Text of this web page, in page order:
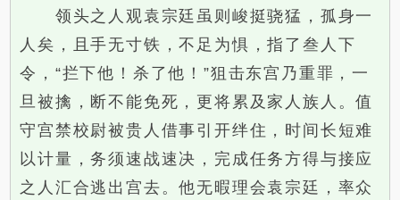
领头之人观袁宗廷虽则峻挺骁猛，孤身一
人矣，且手无寸铁，不足为惧，指了叁人下
令，“拦下他！杀了他！”狙击东宫乃重罪，一
旦被擒，断不能免死，更将累及家人族人。值
守宫禁校尉被贵人借事引开绊住，时间长短难
以计量，务须速战速决，完成任务方得与接应
之人汇合逃出宫去。他无暇理会袁宗廷，率众